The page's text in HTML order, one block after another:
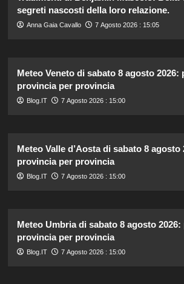
segreti nascosti della loro relazione.
Anna Gaia Cavallo 7 Agosto 2026 : 15:05
Meteo Veneto di sabato 8 agosto 2026:
provincia per provincia
Blog.IT 7 Agosto 2026 : 15:00
Meteo Valle d’Aosta di sabato 8
provincia per provincia
Blog.IT 7 Agosto 2026 : 15:00
Meteo Umbria di sabato 8 agosto
provincia per provincia
Blog.IT 7 Agosto 2026 : 15:00